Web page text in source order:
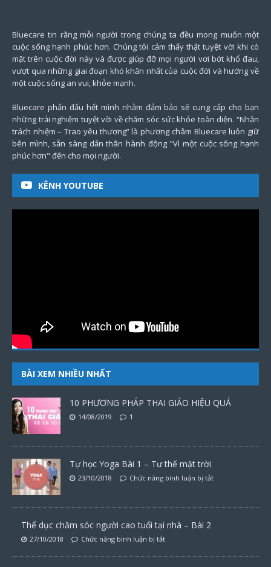
Bluecare tin rằng mỗi người trong chúng ta đều mong muốn một
cuộc sống hạnh phúc hơn. Chúng tôi cảm thấy thật tuyệt vời khi có
mặt trên cuộc đời này và được giúp đỡ mọi người vơi bớt khổ đau,
vượt qua những giai đoạn khó khăn nhất của cuộc đời và hướng về
một cuộc sống an vui, khỏe mạnh.
Bluecare phấn đấu hết mình nhằm đảm bảo sẽ cung cấp cho bạn
những trải nghiệm tuyệt vời về chăm sóc sức khỏe toàn diện. “Nhận
trách nhiệm – Trao yêu thương” là phương châm Bluecare luôn giữ
bên mình, sẵn sàng dấn thân hành động "Vì một cuộc sống hạnh
phúc hơn" đến cho mọi người.
KÊNH YOUTUBE
BÀI XEM NHIỀU NHẤT
10 PHƯƠNG PHÁP THAI GIÁO HIỆU QUẢ
14/08/2019 1
Tự học Yoga Bài 1 – Tư thế mặt trời
23/10/2018 Chức năng bình luận bị tắt
Thể dục chăm sóc người cao tuổi tại nhà – Bài 2
27/10/2018 Chức năng bình luận bị tắt